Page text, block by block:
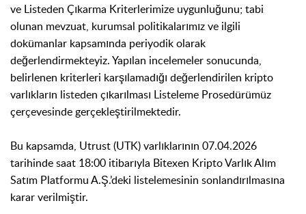
ve Listeden Çıkarma Kriterlerimize uygunluğunu; tabi
olunan mevzuat, kurumsal politikalarımız ve ilgili
dokümanlar kapsamında periyodik olarak
değerlendirmekteyiz. Yapılan incelemeler sonucunda,
belirlenen kriterleri karşılamadığı değerlendirilen kripto
varlıkların listeden çıkarılması Listeleme Prosedürümüz
çerçevesinde gerçekleştirilmektedir.
Bu kapsamda, Utrust (UTK) varlıklarının 07.04.2026
tarihinde saat 18:00 itibarıyla Bitexen Kripto Varlık Alım
Satım Platformu A.Ş.’deki listelemesinin sonlandırılmasına
karar verilmiştir.